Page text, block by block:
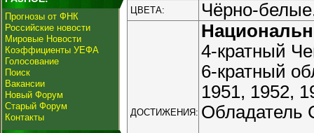
Прогнозы от ФНК
Российские новости
Мировые Новости
Коэффициенты УЕФА
Голосование
Поиск
Вакансии
Новый Форум
Старый Форум
Контакты
ЦВЕТА: Чёрно-
ДОСТИЖЕНИЯ:
4-кратный
6-кратный
1951, 1952,
Обладатель